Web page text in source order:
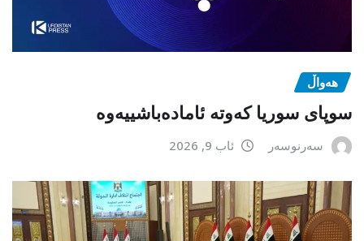
هەواڵ
سوپای سوریا کەوتە ئامادەباشییەوە
سەرنوسەر ئاب 9, 2026